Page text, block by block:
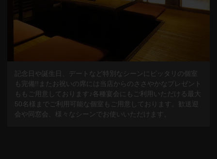
記念日や誕生日、デートなど特別なシーンにピッタリの個室
も完備!!またお祝いの席には当店からのささやかなプレゼント
ももご用意しております♪各種宴会にもご利用いただける最大
50名様までご利用可能な個室もご用意しております。歓送迎
会や同窓会、様々なシーンでお使いいただけます。